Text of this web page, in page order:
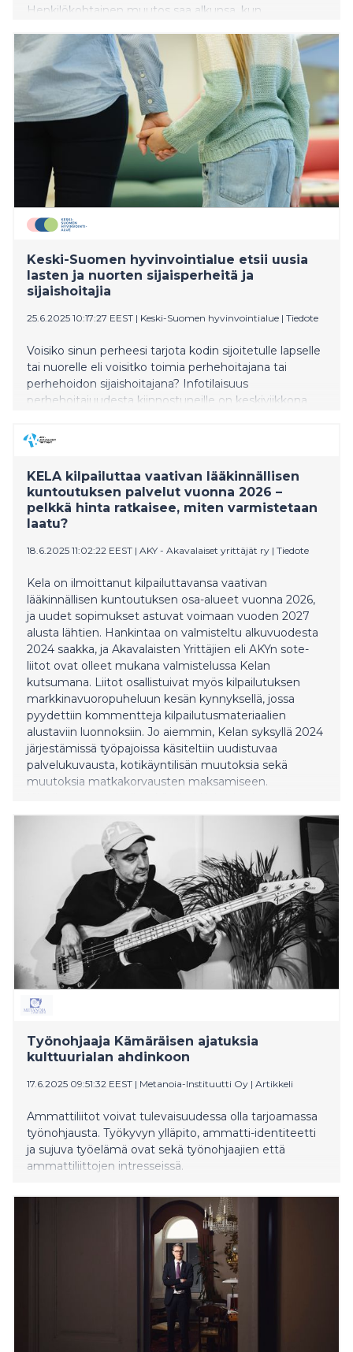
Henkilökohtainen muutos saa alkunsa, kun
onnistumisen tunnetta. Ratkaisu uuden oppimiseen
voi löytyä sieltä missä kokee tarpeen kehittyä.
Työelämä on rajaton oivallusten aarreaitta.
Keski-Suomen hyvinvointialue etsii uusia
lasten ja nuorten sijaisperheitä ja
sijaishoitajia
25.6.2025 10:17:27 EEST | Keski-Suomen hyvinvointialue | Tiedote
Voisiko sinun perheesi tarjota kodin sijoitetulle lapselle
tai nuorelle eli voisitko toimia perhehoitajana tai
perhehoidon sijaishoitajana? Infotilaisuus
perhehoitajuudesta kiinnostuneille on keskiviikkona
syksyllä 2025 ja alkuvuodesta 2026.
KELA kilpailuttaa vaativan lääkinnällisen
kuntoutuksen palvelut vuonna 2026 –
pelkkä hinta ratkaisee, miten varmistetaan
laatu?
18.6.2025 11:02:22 EEST | AKY - Akavalaiset yrittäjät ry | Tiedote
Kela on ilmoittanut kilpailuttavansa vaativan
lääkinnällisen kuntoutuksen osa-alueet vuonna 2026,
ja uudet sopimukset astuvat voimaan vuoden 2027
alusta lähtien. Hankintaa on valmisteltu alkuvuodesta
2024 saakka, ja Akavalaisten Yrittäjien eli AKYn sote-
liitot ovat olleet mukana valmistelussa Kelan
kutsumana. Liitot osallistuivat myös kilpailutuksen
markkinavuoropuheluun kesän kynnyksellä, jossa
pyydettiin kommentteja kilpailutusmateriaalien
alustaviin luonnoksiin. Jo aiemmin, Kelan syksyllä 2024
järjestämissä työpajoissa käsiteltiin uudistuvaa
palvelukuvausta, kotikäyntilisän muutoksia sekä
muutoksia matkakorvausten maksamiseen.
julkistamat uudistukset: Tulevassa hankinnassa
palveluntuottajien valinta tehdään jatkossa halvimman
hinnan perusteella, eikä terapeutin koulutusta ja
kokemusta oteta huomioon laatutekijöinä. Kela ei
myöskään huomioi ennen sopimuskauden alkua
käytyjä täydennyskoulutuksia muuta kuin silloin, jos ne
osuvat juuri
Työnohjaaja Kämäräisen ajatuksia
kulttuurialan ahdinkoon
17.6.2025 09:51:32 EEST | Metanoia-Instituutti Oy | Artikkeli
Ammattiliitot voivat tulevaisuudessa olla tarjoamassa
työnohjausta. Työkyvyn ylläpito, ammatti-identiteetti
ja sujuva työelämä ovat sekä työnohjaajien että
ammattiliittojen intresseissä.